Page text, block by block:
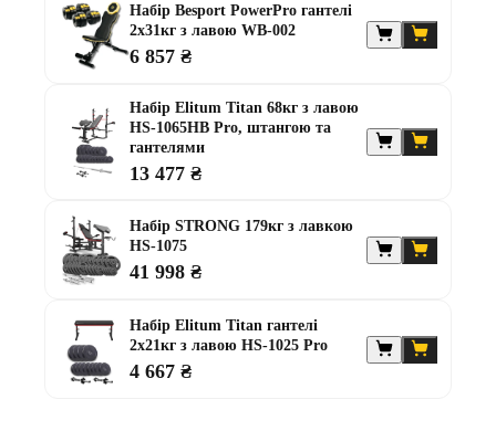
Турніки та бруси
Турніки у дверний отвір
Набір Besport PowerPro гантелі
2х31кг з лавою WB-002
6 857 ₴
Набір Elitum Titan 68кг з лавою
HS-1065HB Pro, штангою та
гантелями
13 477 ₴
Набір STRONG 179кг з лавкою
HS-1075
41 998 ₴
Набір Elitum Titan гантелі
2х21кг з лавою HS-1025 Pro
4 667 ₴